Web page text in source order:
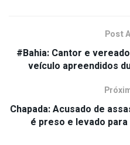
Post
#Bahia: Cantor e
veículo apreendidos
Chapada: Acusado de
é preso e levado